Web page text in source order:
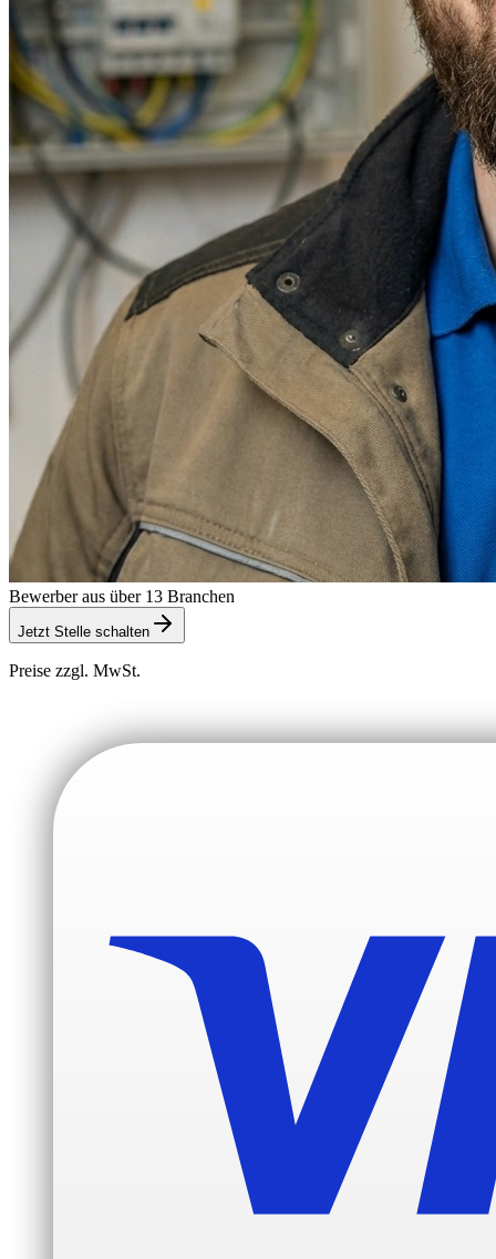
Bewerber aus über 13 Branchen
Jetzt Stelle schalten
Preise zzgl. MwSt.